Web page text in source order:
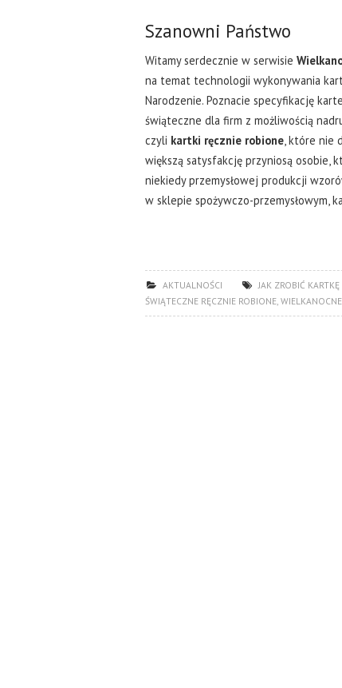
Szanowni Państwo
Witamy serdecznie w serwisie
na temat technologii wykonywania
Narodzenie. Poznacie specyfikację
świąteczne dla firm z możliwością
czyli kartki ręcznie robione, które nie
większą satysfakcję przyniosą osobie,
niekiedy przemysłowej produkcji
w sklepie spożywczo-przemysłowym,
AKTUALNOŚCI JAK ZROBIĆ
ŚWIĄTECZNE RĘCZNIE ROBIONE,